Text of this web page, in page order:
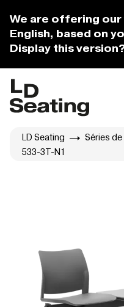
We are offering our
English, based on
Display this
LD Seating Séries
533-3T-N1